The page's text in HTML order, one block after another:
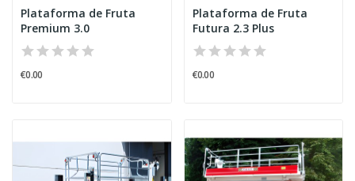
Plataforma de Fruta
Premium 3.0
€0.00
Plataforma de Fruta
Futura 2.3 Plus
€0.00